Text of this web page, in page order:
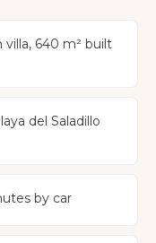
640 m² built
del Saladillo
by car